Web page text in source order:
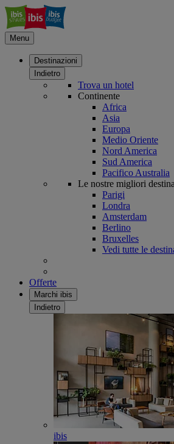
Menu
Destinazioni
Indietro
Trova un hotel
Continente
Africa
Asia
Europa
Medio Oriente
Nord America
Sud America
Pacifico Australia
Le nostre migliori
Parigi
Londra
Amsterdam
Berlino
Bruxelles
Vedi tutte le
Offerte
Marchi ibis
Indietro
ibis